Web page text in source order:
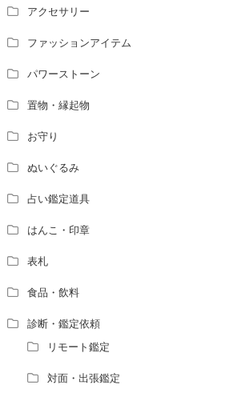
アクセサリー
ファッションアイテム
パワーストーン
置物・縁起物
お守り
ぬいぐるみ
占い鑑定道具
はんこ・印章
表札
食品・飲料
診断・鑑定依頼
リモート鑑定
対面・出張鑑定